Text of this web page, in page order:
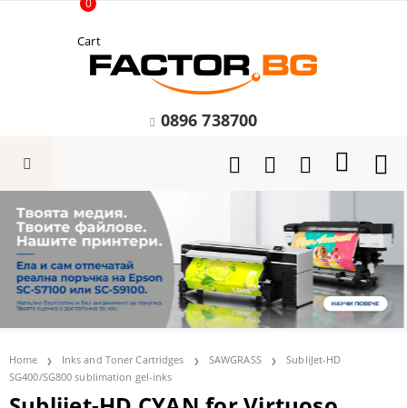
Cart
0
0896 738700
Home Inks and Toner Cartridges SAWGRASS
SubliJet-HD
SG400/SG800 sublimation gel-inks